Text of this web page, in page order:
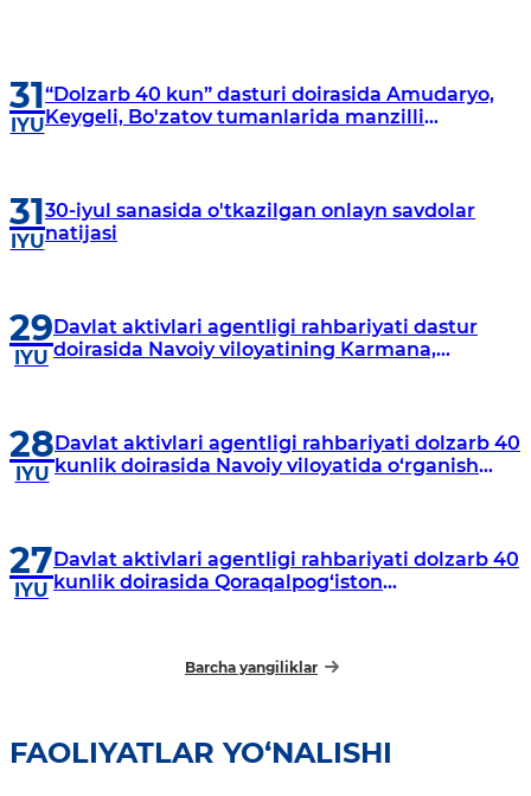
31
IYU
“Dolzarb 40 kun” dasturi doirasida Amudaryo,
Keygeli, Bo'zatov tumanlarida manzilli
31
IYU
30-iyul sanasida o'tkazilgan onlayn savdolar
natijasi
29
IYU
Davlat aktivlari agentligi rahbariyati dastur
doirasida Navoiy viloyatining Karmana,
28
IYU
Davlat aktivlari agentligi rahbariyati dolzarb 40
kunlik doirasida Navoiy viloyatida o‘rganish
27
IYU
Davlat aktivlari agentligi rahbariyati dolzarb 40
kunlik doirasida Qoraqalpog‘iston
Barcha yangiliklar
FAOLIYATLAR YO‘NALISHI